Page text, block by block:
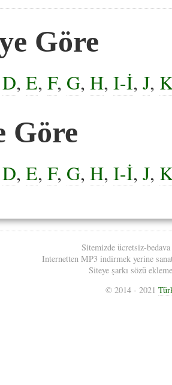
Göre
D, E, F, G, H, I-İ, J,
Göre
D, E, F, G, H, I-İ, J,
Sitemizde ücretsiz-
Internetten MP3 indirmek yerine
Siteye şarkı sözü
© 2014 - 2021